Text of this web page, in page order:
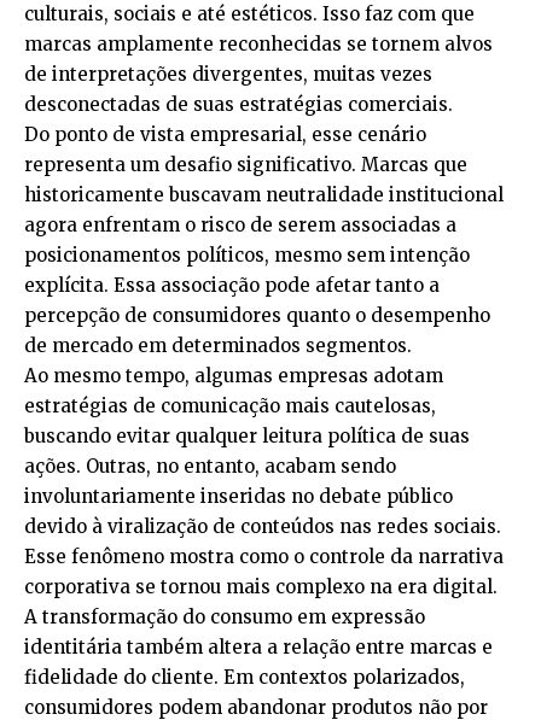
culturais, sociais e até estéticos. Isso faz com que
marcas amplamente reconhecidas se tornem alvos
de interpretações divergentes, muitas vezes
desconectadas de suas estratégias comerciais.
Do ponto de vista empresarial, esse cenário
representa um desafio significativo. Marcas que
historicamente buscavam neutralidade institucional
agora enfrentam o risco de serem associadas a
posicionamentos políticos, mesmo sem intenção
explícita. Essa associação pode afetar tanto a
percepção de consumidores quanto o desempenho
de mercado em determinados segmentos.
Ao mesmo tempo, algumas empresas adotam
estratégias de comunicação mais cautelosas,
buscando evitar qualquer leitura política de suas
ações. Outras, no entanto, acabam sendo
involuntariamente inseridas no debate público
devido à viralização de conteúdos nas redes sociais.
Esse fenômeno mostra como o controle da narrativa
corporativa se tornou mais complexo na era digital.
A transformação do consumo em expressão
identitária também altera a relação entre marcas e
fidelidade do cliente. Em contextos polarizados,
consumidores podem abandonar produtos não por